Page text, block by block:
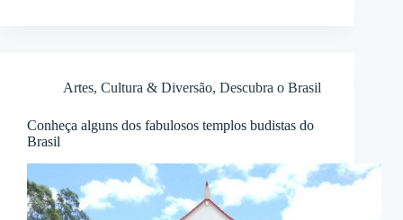
Artes, Cultura & Diversão, Descubra o Brasil
Conheça alguns dos fabulosos templos budistas do
Brasil